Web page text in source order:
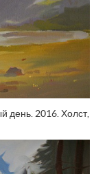
день. 2016. Холст,